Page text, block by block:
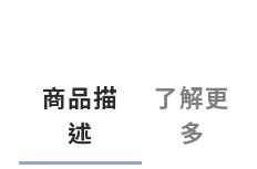
商品描
述
了解更
多